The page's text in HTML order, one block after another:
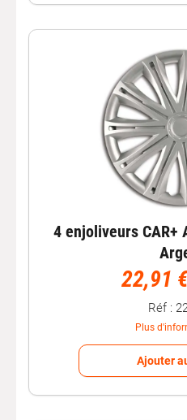
4 enjoliveurs CAR+
22,91
Réf :
Plus
Ajouter